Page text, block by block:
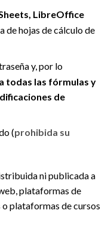
LibreOffice
de hojas de cálculo de
y, por lo
todas las fórmulas y
de
(prohibida su
ni publicada a
plataformas de
plataformas de cursos